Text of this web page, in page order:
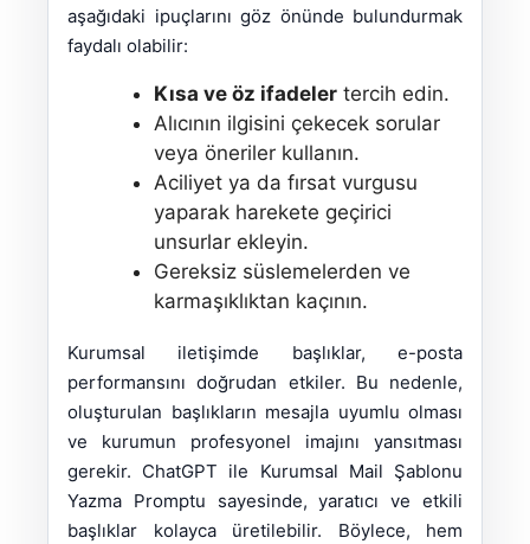
aşağıdaki ipuçlarını göz önünde bulundurmak
faydalı olabilir:
Kısa ve öz ifadeler tercih edin.
Alıcının ilgisini çekecek sorular
veya öneriler kullanın.
Aciliyet ya da fırsat vurgusu
yaparak harekete geçirici
unsurlar ekleyin.
Gereksiz süslemelerden ve
karmaşıklıktan kaçının.
Kurumsal iletişimde başlıklar, e-posta
performansını doğrudan etkiler. Bu nedenle,
oluşturulan başlıkların mesajla uyumlu olması
ve kurumun profesyonel imajını yansıtması
gerekir. ChatGPT ile Kurumsal Mail Şablonu
Yazma Promptu sayesinde, yaratıcı ve etkili
başlıklar kolayca üretilebilir. Böylece, hem